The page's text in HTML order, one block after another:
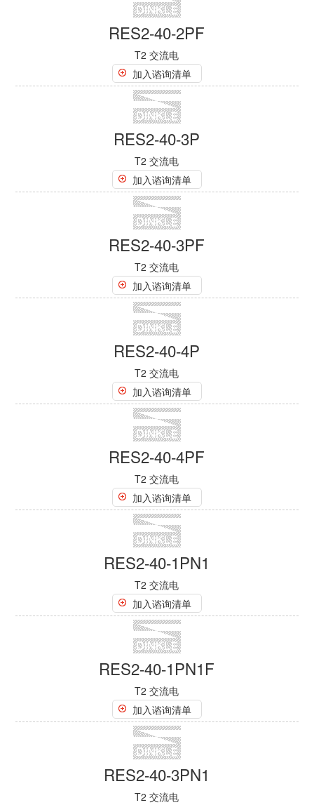
RES2-20-3PN1F
T2 交流电
加入谘询清单
RES2-20-3PN1F-3
T2 交流电
加入谘询清单
RES2-40-1P
T2 交流电
加入谘询清单
RES2-40-1PF
T2 交流电
加入谘询清单
RES2-40-2P
T2 交流电
加入谘询清单
RES2-40-2PF
T2 交流电
加入谘询清单
RES2-40-3P
T2 交流电
加入谘询清单